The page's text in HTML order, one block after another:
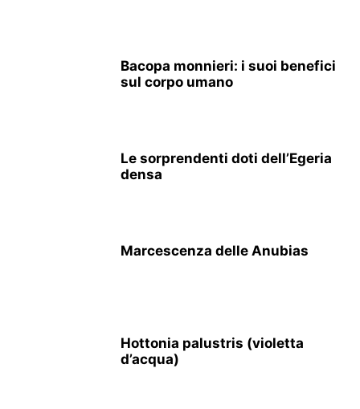
Bacopa monnieri: i suoi benefici
sul corpo umano
Le sorprendenti doti dell’Egeria
densa
Marcescenza delle Anubias
Hottonia palustris (violetta
d’acqua)